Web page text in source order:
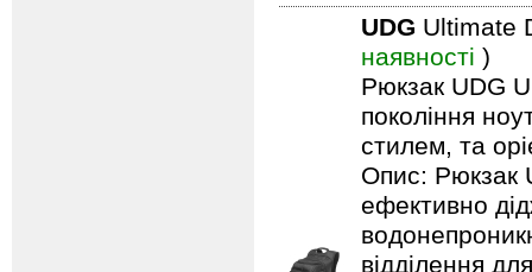
UDG Ultimate
наявності )
Рюкзак UDG
покоління
стилем, та
Опис: Рюкзак
ефективно
відділення